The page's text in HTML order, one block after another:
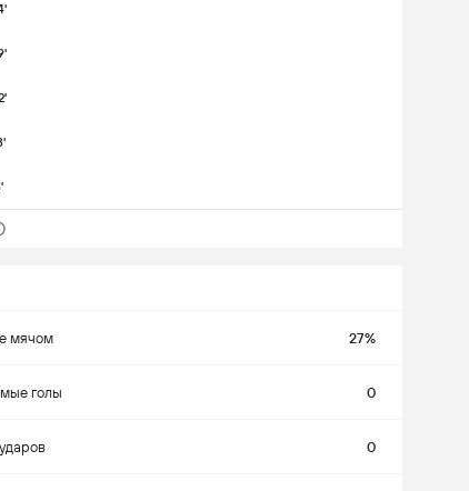
мячом 27%
голы 0
0